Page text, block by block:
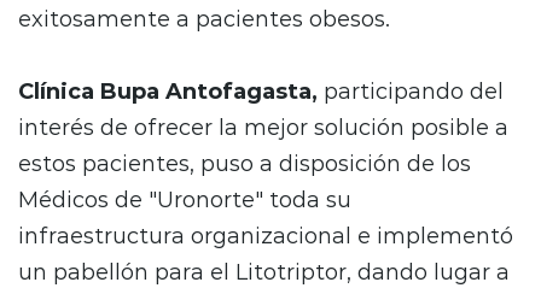
exitosamente a pacientes obesos.
Clínica Bupa Antofagasta, participando del
interés de ofrecer la mejor solución posible a
estos pacientes, puso a disposición de los
Médicos de "Uronorte" toda su
infraestructura organizacional e implementó
un pabellón para el Litotriptor, dando lugar a